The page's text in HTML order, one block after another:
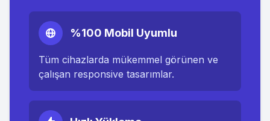
%100 Mobil Uyumlu
Tüm cihazlarda mükemmel görünen ve
çalışan responsive tasarımlar.